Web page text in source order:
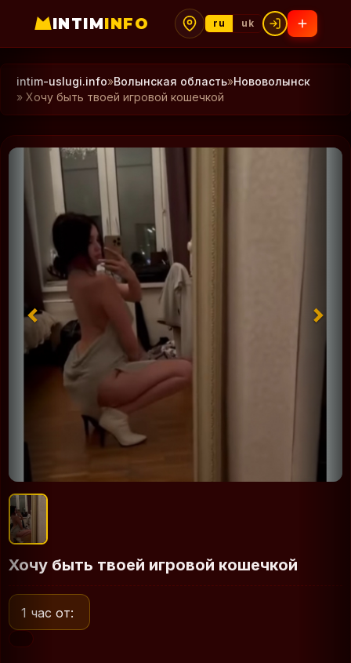
INTIMINFO ru uk
intim-uslugi.info»Волынская область»Нововолынск
» Хочу быть твоей игровой кошечкой
Хочу быть твоей игровой кошечкой
1 час от: